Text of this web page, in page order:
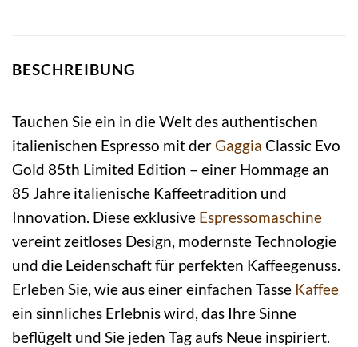
BESCHREIBUNG
Tauchen Sie ein in die Welt des authentischen
italienischen Espresso mit derGaggia Classic Evo
Gold 85th Limited Edition – einer Hommage an
85 Jahre italienische Kaffeetradition und
Innovation. Diese exklusive Espressomaschine
vereint zeitloses Design, modernste Technologie
und die Leidenschaft für perfekten Kaffeegenuss.
Erleben Sie, wie aus einer einfachen Tasse Kaffee
ein sinnliches Erlebnis wird, das Ihre Sinne
beflügelt und Sie jeden Tag aufs Neue inspiriert.